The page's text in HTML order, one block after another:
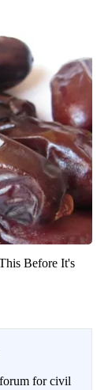
Before It's
for civil